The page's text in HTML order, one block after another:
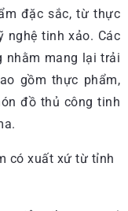
đặc sắc, từ thực
nghệ tinh xảo. Các
nhằm mang lại trải
gồm thực phẩm,
đồ thủ công tinh